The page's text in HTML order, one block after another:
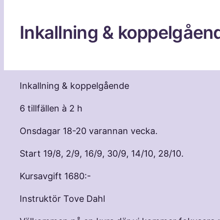
Inkallning &
Inkallning & koppelgående
6 tillfällen à 2 h
Onsdagar 18-20 varannan vecka.
Start 19/8, 2/9, 16/9, 30/9, 14/10, 28/10.
Kursavgift 1680:-
Instruktör Tove Dahl